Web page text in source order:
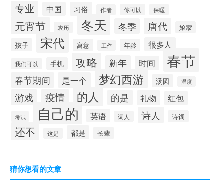
专业 中国 习俗 作者 你可以 保暖
元宵节 农历 冬天 冬季 唐代 娘家
孩子 宋代 寓意 工作 年龄 很多人
我们可以 手机 攻略 新年 时间 春节
春节期间 是一个 梦幻西游 汤圆 温度
游戏 疫情 的人 的是 礼物 红包
考试 自己的 英语 词人 诗人 诗词
还不 这是 都是 长辈
猜你想看的文章